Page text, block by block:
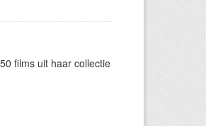
films uit haar collectie